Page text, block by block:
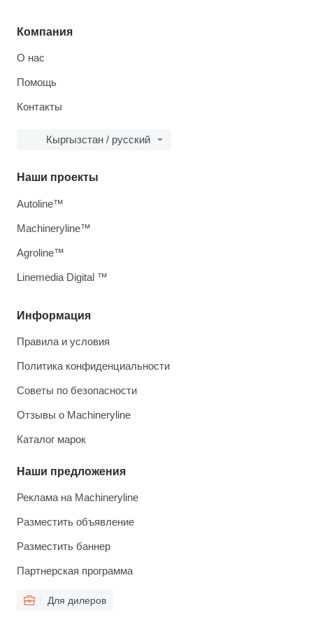
Компания
О нас
Помощь
Контакты
Кыргызстан / русский
Информация
Правила и условия
Политика конфиденциальности
Советы по безопасности
Отзывы о Machineryline
Каталог марок
Наши предложения
Реклама на Machineryline
Разместить объявление
Разместить баннер
Партнерская программа
Для дилеров
Наши проекты
Autoline™
Machineryline™
Agroline™
Linemedia Digital ™